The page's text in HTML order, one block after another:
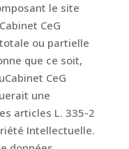
le site
CeG
ou partielle
que ce soit,
CeG
une
articles L. 335-2
Intellectuelle.